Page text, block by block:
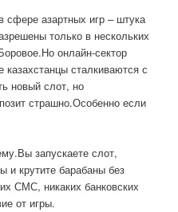
сфере азартных игр – штука
только в нескольких
онлайн-сектор
сталкиваются с
новый слот, но
страшно.Особенно если
запускаете слот,
и крутите барабаны без
СМС, никаких банковских
от игры.